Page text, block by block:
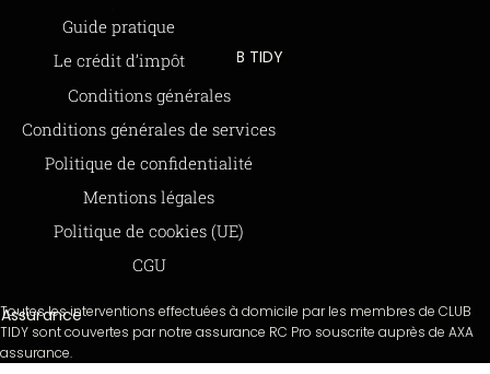
Guide pratique
Le crédit d’impôt
Offre de parrainage 50-50
FAQ
BLOG
Informations légales
Conditions générales
Conditions générales de services
Politique de confidentialité
Mentions légales
Politique de cookies (UE)
CGU
CLUB TIDY
SAS CLUB TIDY
165 Avenue de Bretagne
59000 LILLE
979 480 886 RCS LILLE Métropole
Moyens de paiements
Assurance
Toutes les interventions effectuées à domicile par les membres de CLUB
TIDY sont couvertes par notre assurance RC Pro souscrite auprès de AXA
assurance.